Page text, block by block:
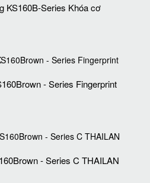
KS160B-Series Khóa cơ
- Series Fingerprint
- Series C THAILAN